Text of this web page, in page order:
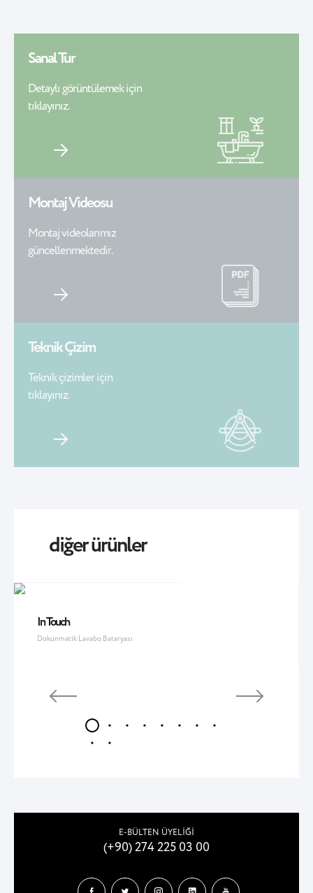
Sanal Tur
Detaylı görüntülemek için
tıklayınız.
Montaj Videosu
Montaj videolarımız
güncellenmektedir.
Teknik Çizim
Teknik çizimler için
tıklayınız.
diğer ürünler
In Touch
Dokunmatik Lavabo Bataryası
E-BÜLTEN ÜYELİĞİ
(+90) 274 225 03 00